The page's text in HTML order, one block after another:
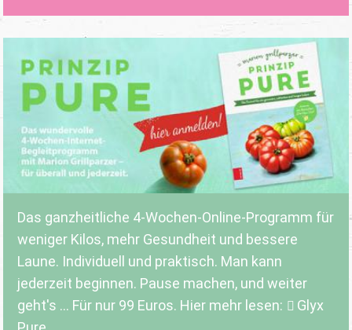
Das ganzheitliche 4-Wochen-Online-Programm für
weniger Kilos, mehr Gesundheit und bessere
Laune. Individuell und praktisch. Man kann
jederzeit beginnen. Pause machen, und weiter
geht's ... Für nur 99 Euros. Hier mehr lesen:
Glyx